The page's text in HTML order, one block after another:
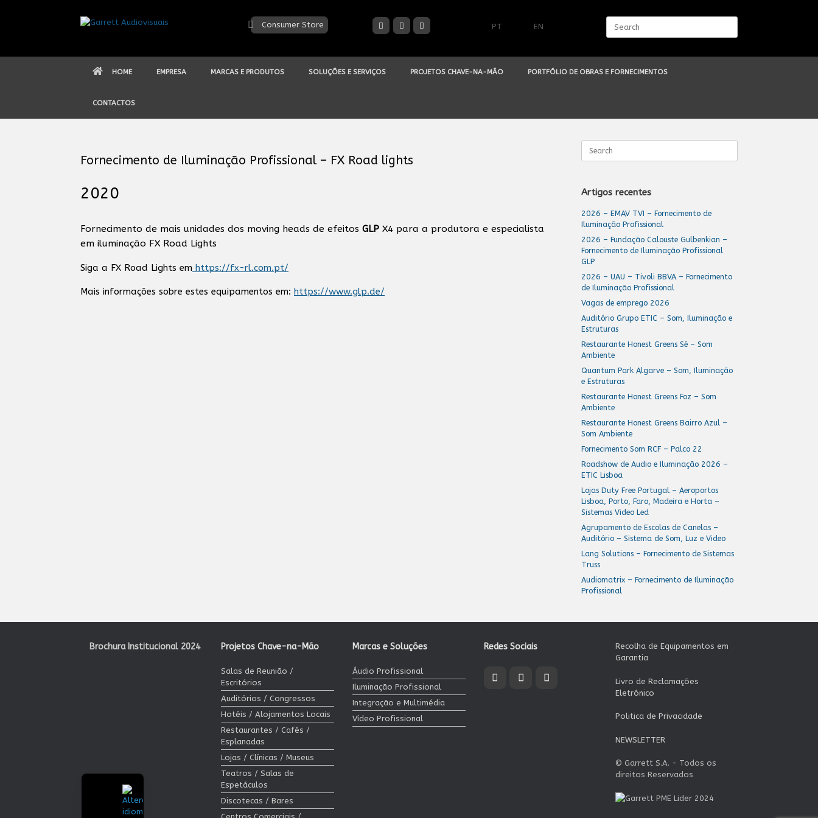
Consumer Store PT EN
HOME EMPRESA MARCAS E PRODUTOS SOLUÇÕES E SERVIÇOS PROJETOS CHAVE-NA-MÃO PORTFÓLIO DE OBRAS E FORNECIMENTOS
CONTACTOS
Fornecimento de Iluminação Profissional – FX Road lights
2020
Fornecimento de mais unidades dos moving heads de efeitos GLP X4 para a produtora e especialista
em iluminação FX Road Lights
Siga a FX Road Lights em https://fx-rl.com.pt/
Mais informações sobre estes equipamentos em: https://www.glp.de/
for:
Artigos recentes
2026 – EMAV TVI – Fornecimento de
Iluminação Profissional
2026 – Fundação Calouste Gulbenkian –
Fornecimento de Iluminação Profissional
GLP
2026 – UAU – Tivoli BBVA – Fornecimento
de Iluminação Profissional
Vagas de emprego 2026
Auditório Grupo ETIC – Som, Iluminação e
Estruturas
Restaurante Honest Greens Sé – Som
Ambiente
Quantum Park Algarve – Som, Iluminação
e Estruturas
Restaurante Honest Greens Foz – Som
Ambiente
Restaurante Honest Greens Bairro Azul –
Som Ambiente
Fornecimento Som RCF – Palco 22
Roadshow de Audio e Iluminação 2026 –
ETIC Lisboa
Lojas Duty Free Portugal – Aeroportos
Lisboa, Porto, Faro, Madeira e Horta –
Sistemas Video Led
Agrupamento de Escolas de Canelas –
Auditório – Sistema de Som, Luz e Video
Lang Solutions – Fornecimento de Sistemas
Truss
Audiomatrix – Fornecimento de Iluminação
Profissional
Brochura Institucional 2024 Projetos Chave-na-Mão
Salas de Reunião /
Escritórios
Auditórios / Congressos
Hotéis / Alojamentos Locais
Restaurantes / Cafés /
Esplanadas
Lojas / Clínicas / Museus
Teatros / Salas de
Espetáculos
Discotecas / Bares
Marcas e Soluções
Áudio Profissional
Iluminação Profissional
Integração e Multimédia
Vídeo Profissional
Redes Sociais
Recolha de Equipamentos em
Garantia
Livro de Reclamações
Eletrónico
Politica de Privacidade
NEWSLETTER
© Garrett S.A. - Todos os
direitos Reservados